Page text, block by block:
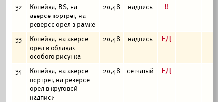
32
Копейка, BS, на
аверсе портрет, на
реверсе орел в рамке
20,48 надпись е
33
Копейка, на аверсе
орел в облаках
особого рисунка
20,48 надпись з
34
Копейка, на аверсе
портрет, на реверсе
орел в круговой
надписи
20,48 сетчатый з